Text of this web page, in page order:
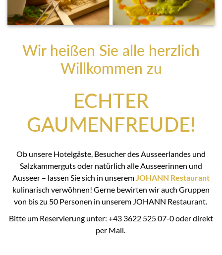
Wir heißen Sie alle herzlich
Willkommen zu
ECHTER
GAUMENFREUDE!
Ob unsere Hotelgäste, Besucher des Ausseerlandes und
Salzkammerguts oder natürlich alle Ausseerinnen und
Ausseer – lassen Sie sich in unseremJOHANN Restaurant
kulinarisch verwöhnen! Gerne bewirten wir auch Gruppen
von bis zu 50 Personen in unserem JOHANN Restaurant.
Bitte um Reservierung unter: +43 3622 525 07-0 oder direkt
per Mail.